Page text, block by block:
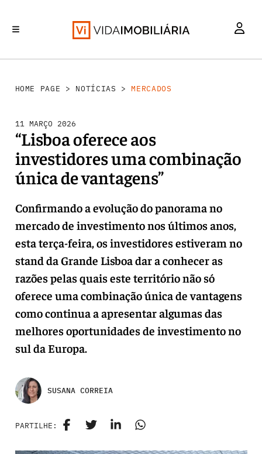
HOME PAGE > NOTÍCIAS >MERCADOS
11 MARÇO 2026
“Lisboa oferece aos
investidores uma combinação
única de vantagens”
Confirmando a evolução do panorama no
mercado de investimento nos últimos anos,
esta terça-feira, os investidores estiveram no
stand da Grande Lisboa dar a conhecer as
razões pelas quais este território não só
oferece uma combinação única de vantagens
como continua a apresentar algumas das
melhores oportunidades de investimento no
sul da Europa.
SUSANA CORREIA
PARTILHE: